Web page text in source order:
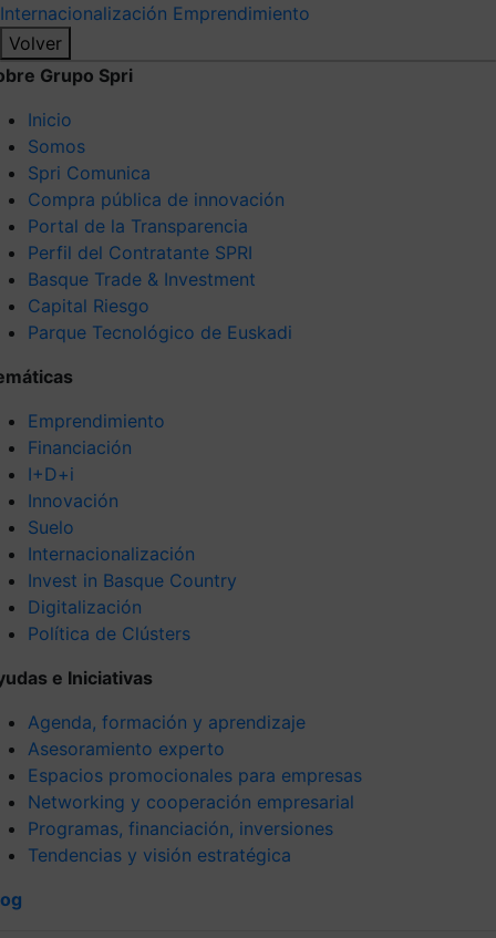
Internacionalización Emprendimiento
Volver
Grupo Spri
Inicio
Somos
Spri Comunica
Compra pública de innovación
Portal de la Transparencia
Perfil del Contratante SPRI
Basque Trade & Investment
Capital Riesgo
Parque Tecnológico de Euskadi
Emprendimiento
Financiación
I+D+i
Innovación
Suelo
Internacionalización
Invest in Basque Country
Digitalización
Política de Clústers
e Iniciativas
Agenda, formación y aprendizaje
Asesoramiento experto
Espacios promocionales para empresas
Networking y cooperación empresarial
Programas, financiación, inversiones
Tendencias y visión estratégica